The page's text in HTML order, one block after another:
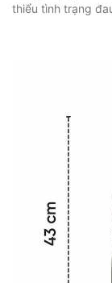
thiểu tình trạng